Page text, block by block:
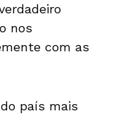
nos
com as
país mais